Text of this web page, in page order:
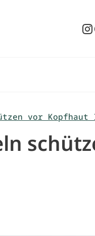
Service submenu
vor